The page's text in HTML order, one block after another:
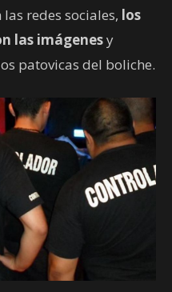
redes sociales, los
las imágenesy
patovicas del boliche.